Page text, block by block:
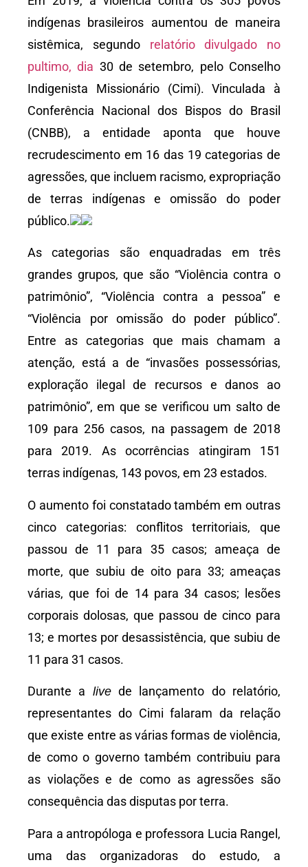
indígenas brasileiros aumentou de maneira
sistêmica, segundo relatório divulgado no
pultimo, dia 30 de setembro, pelo Conselho
Indigenista Missionário (Cimi). Vinculada à
Conferência Nacional dos Bispos do Brasil
(CNBB), a entidade aponta que houve
recrudescimento em 16 das 19 categorias de
agressões, que incluem racismo, expropriação
de terras indígenas e omissão do poder
público.
As categorias são enquadradas em três
grandes grupos, que são “Violência contra o
patrimônio”, “Violência contra a pessoa” e
“Violência por omissão do poder público”.
Entre as categorias que mais chamam a
atenção, está a de “invasões possessórias,
exploração ilegal de recursos e danos ao
patrimônio”, em que se verificou um salto de
109 para 256 casos, na passagem de 2018
para 2019. As ocorrências atingiram 151
terras indígenas, 143 povos, em 23 estados.
O aumento foi constatado também em outras
cinco categorias: conflitos territoriais, que
passou de 11 para 35 casos; ameaça de
morte, que subiu de oito para 33; ameaças
várias, que foi de 14 para 34 casos; lesões
corporais dolosas, que passou de cinco para
13; e mortes por desassistência, que subiu de
11 para 31 casos.
Durante a livede lançamento do relatório,
representantes do Cimi falaram da relação
que existe entre as várias formas de violência,
de como o governo também contribuiu para
as violações e de como as agressões são
consequência das disputas por terra.
Para a antropóloga e professora Lucia Rangel,
uma das organizadoras do estudo, a